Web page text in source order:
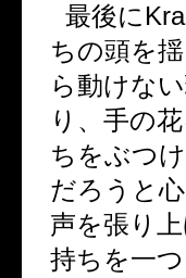
最後に Kra
ちの頭を
ら動けな
り、手の
ちをぶつ
だろうと
声を張り上
持ちを一